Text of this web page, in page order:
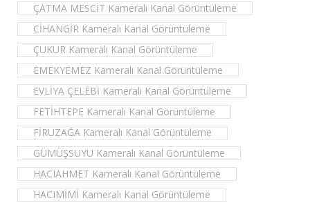
ÇATMA MESCİT Kameralı Kanal Görüntüleme
CİHANGİR Kameralı Kanal Görüntüleme
ÇUKUR Kameralı Kanal Görüntüleme
EMEKYEMEZ Kameralı Kanal Görüntüleme
EVLİYA ÇELEBİ Kameralı Kanal Görüntüleme
FETİHTEPE Kameralı Kanal Görüntüleme
FİRUZAĞA Kameralı Kanal Görüntüleme
GÜMÜŞSUYU Kameralı Kanal Görüntüleme
HACIAHMET Kameralı Kanal Görüntüleme
HACIMİMİ Kameralı Kanal Görüntüleme